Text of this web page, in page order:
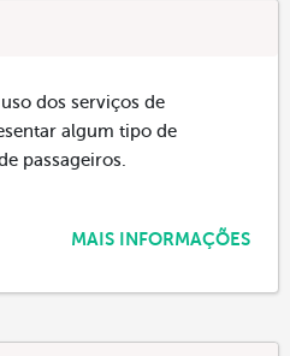
dos serviços de
algum tipo de
passageiros.
MAIS INFORMAÇÕES